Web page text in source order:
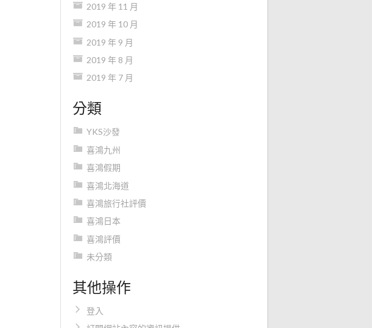
2019 年 11 月
2019 年 10 月
2019 年 9 月
2019 年 8 月
2019 年 7 月
分類
YKS沙發
喜鴻九州
喜鴻假期
喜鴻北海道
喜鴻旅行社評價
喜鴻日本
喜鴻評價
未分類
其他操作
登入